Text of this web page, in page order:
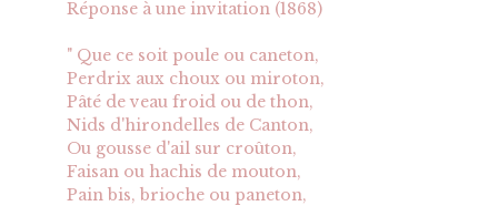
Réponse à une invitation (1868)
" Que ce soit poule ou caneton,
Perdrix aux choux ou miroton,
Pâté de veau froid ou de thon,
Nids d'hirondelles de Canton,
Ou gousse d'ail sur croûton,
Faisan ou hachis de mouton,
Pain bis, brioche ou paneton,